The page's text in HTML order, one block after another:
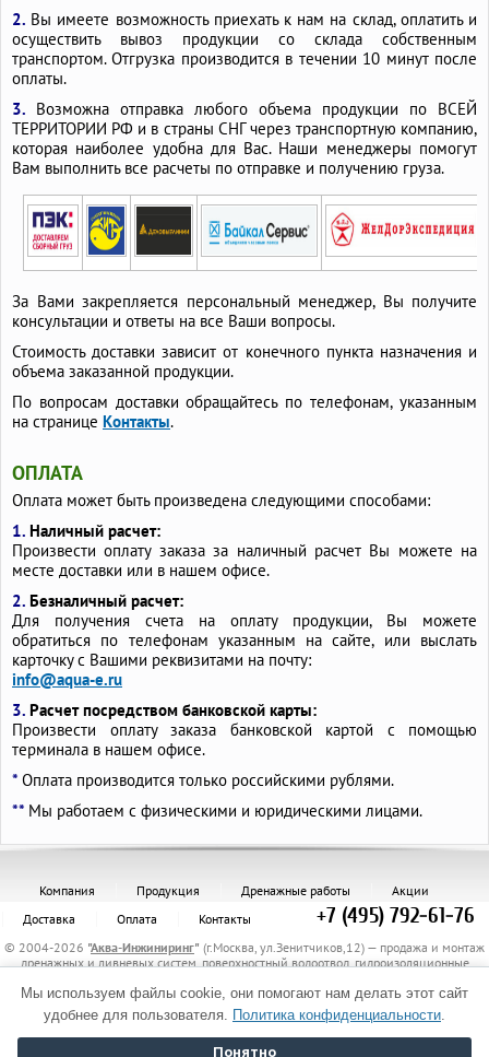
2. Вы имеете возможность приехать к нам на склад, оплатить и
осуществить вывоз продукции со склада собственным
транспортом. Отгрузка производится в течении 10 минут после
оплаты.
3. Возможна отправка любого объема продукции по ВСЕЙ
ТЕРРИТОРИИ РФ и в страны СНГ через транспортную компанию,
которая наиболее удобна для Вас. Наши менеджеры помогут
Вам выполнить все расчеты по отправке и получению груза.
За Вами закрепляется персональный менеджер, Вы получите
консультации и ответы на все Ваши вопросы.
Стоимость доставки зависит от конечного пункта назначения и
объема заказанной продукции.
По вопросам доставки обращайтесь по телефонам, указанным
на странице Контакты.
ОПЛАТА
Оплата может быть произведена следующими способами:
1. Наличный расчет:
Произвести оплату заказа за наличный расчет Вы можете на
месте доставки или в нашем офисе.
2. Безналичный расчет:
Для получения счета на оплату продукции, Вы можете
обратиться по телефонам указанным на сайте, или выслать
карточку с Вашими реквизитами на почту:
info@aqua-e.ru
3. Расчет посредством банковской карты:
Произвести оплату заказа банковской картой с помощью
терминала в нашем офисе.
* Оплата производится только российскими рублями.
** Мы работаем с физическими и юридическими лицами.
Компания Продукция Дренажные работы
Акции
Доставка
Оплата Контакты +7 (495) 792-61-76
© 2004-2026 "Аква-Инжиниринг" (г.Москва, ул.Зенитчиков,12) — продажа и монтаж
дренажных и ливневых систем, поверхностный водоотвод, гидроизоляционные
для укрепления грунта, электрообогрев трубопроводов.
Политика обработки персональных данных
Мы используем файлы cookie, они помогают нам делать этот сайт
удобнее для пользователя. Политика конфиденциальности.
Понятно